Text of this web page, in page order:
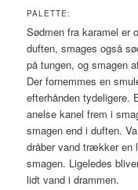
PALETTE:
Sødmen fra karamel er
duften, smages også
på tungen, og smagen
Der fornemmes en
efterhånden tydeligere.
anelse kanel frem i
smagen end i duften.
dråber vand trækker en
smagen. Ligeledes
lidt vand i drammen.